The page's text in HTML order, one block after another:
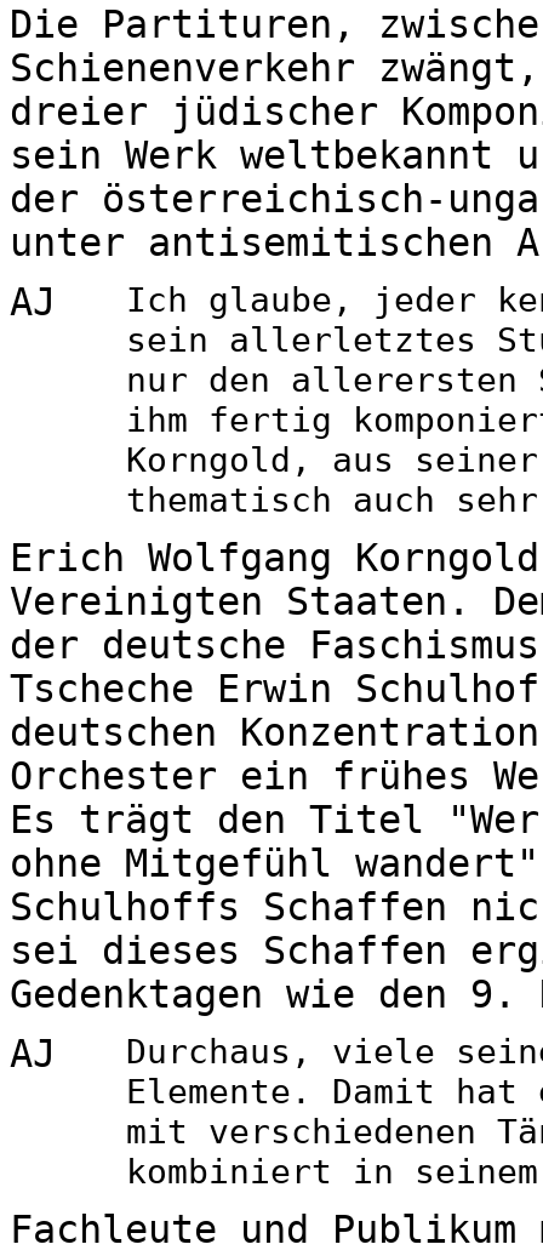
Die Partituren,
Schienenverkehr
dreier jüdischer
sein Werk
der österreichisch-
unter antisemitischen
Ich glaube, jeder
sein allerletztes
nur den allerersten
ihm fertig
Korngold, aus
thematisch auch
AJ
Erich Wolfgang
Vereinigten Staaten.
der deutsche
Tscheche Erwin
deutschen
Orchester ein frühes
Es trägt den Titel
ohne Mitgefühl
Schulhoffs Schaffen
sei dieses Schaffen
Gedenktagen wie den 9.
Durchaus, viele
Elemente. Damit
mit verschiedenen
kombiniert in
AJ
Fachleute und Publikum